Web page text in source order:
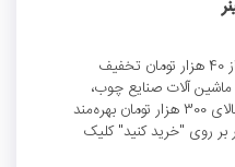
با وارد کردن کد تخفیف می‌توانید از 40 هزار تومان تخفیف
ماشین ‌آلات صنایع چوب،
نجاری و ام‌دی‌اف برای خریدهای بالای 300 هزار تومان بهره‌مند
بر روی "خرید کنید" کلیک